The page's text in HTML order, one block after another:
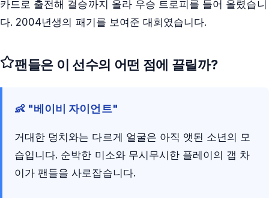
카드로 출전해 결승까지 올라 우승 트로피를 들어 올렸습니
다. 2004년생의 패기를 보여준 대회였습니다.
팬들은 이 선수의 어떤 점에 끌릴까?
👶 "베이비 자이언트"
거대한 덩치와는 다르게 얼굴은 아직 앳된 소년의 모
습입니다. 순박한 미소와 무시무시한 플레이의 갭 차
이가 팬들을 사로잡습니다.